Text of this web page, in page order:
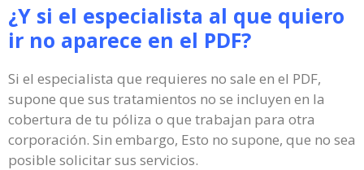
¿Y si el especialista al que quiero
ir no aparece en el PDF?
Si el especialista que requieres no sale en el PDF,
supone que sus tratamientos no se incluyen en la
cobertura de tu póliza o que trabajan para otra
corporación. Sin embargo, Esto no supone, que no sea
posible solicitar sus servicios.